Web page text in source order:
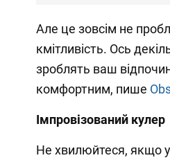
Але це зовсім не
кмітливість. Ось
зроблять ваш
комфортним, пише
Імпровізований кулер
Не хвилюйтеся, якщо у